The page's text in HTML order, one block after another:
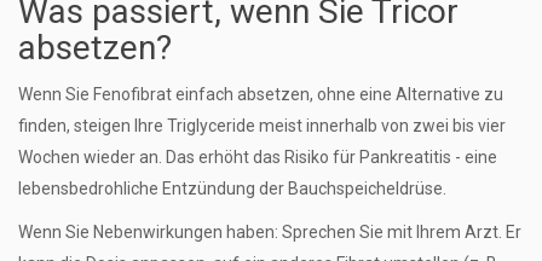
Was passiert, wenn Sie Tricor
absetzen?
Wenn Sie Fenofibrat einfach absetzen, ohne eine Alternative zu
finden, steigen Ihre Triglyceride meist innerhalb von zwei bis vier
Wochen wieder an. Das erhöht das Risiko für Pankreatitis - eine
lebensbedrohliche Entzündung der Bauchspeicheldrüse.
Wenn Sie Nebenwirkungen haben: Sprechen Sie mit Ihrem Arzt. Er